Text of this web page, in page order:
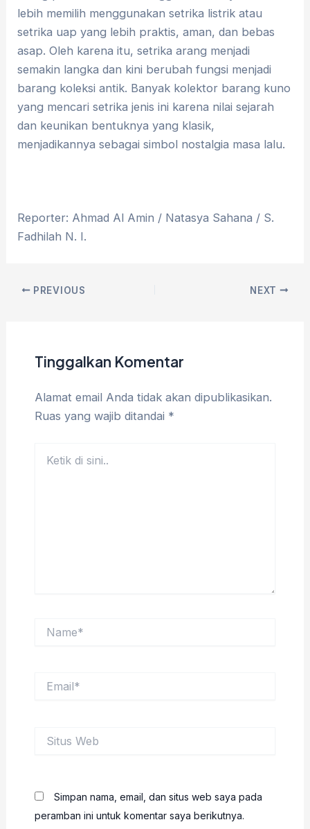
lebih memilih menggunakan setrika listrik atau
setrika uap yang lebih praktis, aman, dan bebas
asap. Oleh karena itu, setrika arang menjadi
semakin langka dan kini berubah fungsi menjadi
barang koleksi antik. Banyak kolektor barang kuno
yang mencari setrika jenis ini karena nilai sejarah
dan keunikan bentuknya yang klasik,
menjadikannya sebagai simbol nostalgia masa lalu.
Reporter: Ahmad Al Amin / Natasya Sahana / S.
Fadhilah N. I.
PREVIOUS NEXT
Tinggalkan Komentar
Alamat email Anda tidak akan dipublikasikan.
Ruas yang wajib ditandai *
Web
Simpan nama, email, dan situs web saya pada
peramban ini untuk komentar saya berikutnya.